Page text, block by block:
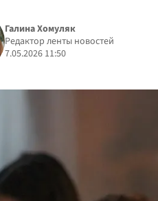
Галина Хомуляк
Редактор ленты новостей
7.05.2026 11:50